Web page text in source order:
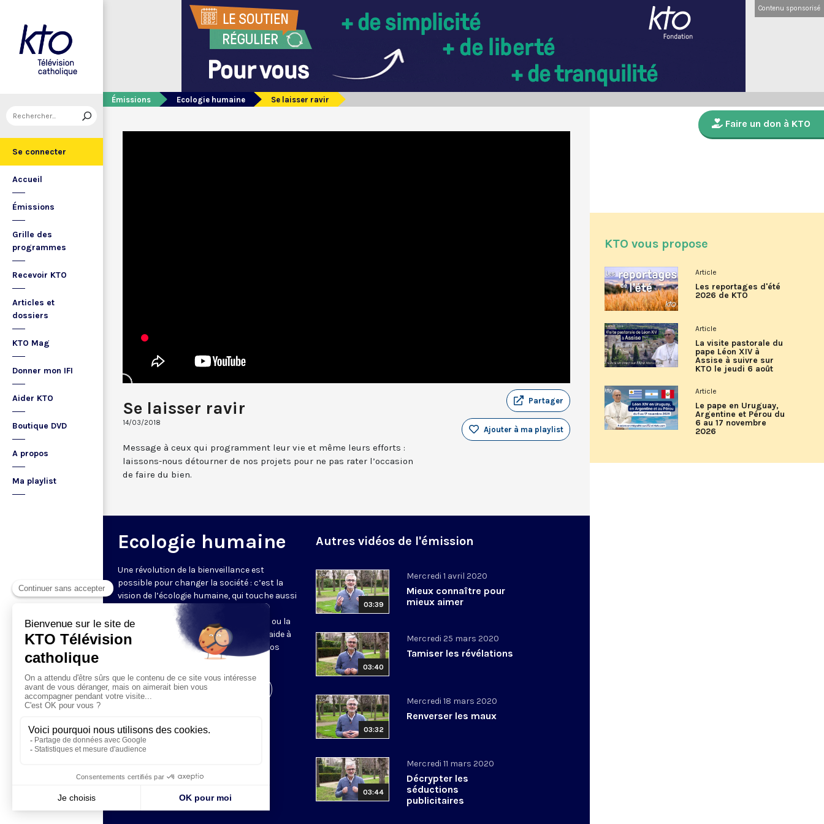
Se connecter
Accueil
Émissions
Grille des
programmes
Recevoir KTO
Articles et
dossiers
KTO Mag
Donner mon IFI
Aider KTO
Boutique DVD
A propos
Ma playlist
Contenu sponsorisé
Émissions Ecologie humaine Se laisser ravir
Se laisser ravir
14/03/2018
Partager
Ajouter à ma playlist
Message à ceux qui programment leur vie et même leurs efforts :
laissons-nous détourner de nos projets pour ne pas rater l’occasion
de faire du bien.
Ecologie humaine
Une révolution de la bienveillance est
possible pour changer la société : c’est la
vision de l’écologie humaine, qui touche aussi
bien les liens sociaux, les styles et
conditions de vie, que l’environnement ou la
consommation. Tugdual Derville nous aide à
saisir ces questions pour y apporter nos
Visiter la page de l'émission
Autres vidéos de l'émission
03:39
Mercredi 1 avril 2020
Mieux connaître pour
mieux aimer
03:40
Mercredi 25 mars 2020
Tamiser les révélations
03:32
Mercredi 18 mars 2020
Renverser les maux
03:44
Mercredi 11 mars 2020
Décrypter les
séductions
publicitaires
Faire un don à KTO
KTO vous propose
Article
Les reportages d'été
2026 de KTO
Article
La visite pastorale du
pape Léon XIV à
Assise à suivre sur
KTO le jeudi 6 août
Article
Le pape en Uruguay,
Argentine et Pérou du
6 au 17 novembre
2026